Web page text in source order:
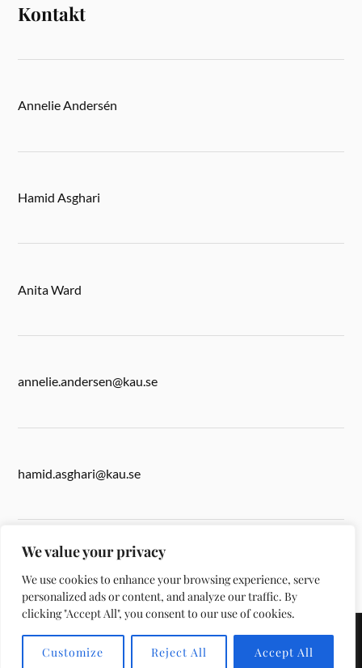
We value your privacy
We use cookies to enhance your browsing experience, serve
personalized ads or content, and analyze our traffic. By
clicking "Accept All", you consent to our use of cookies.
Customize Reject All Accept All
Kontakt
Annelie Andersén
Hamid Asghari
Anita Ward
annelie.andersen@kau.se
hamid.asghari@kau.se
anita.ward@kau.se
DRIVS MED WORDPRESS & TEMA AV ANDERS NORÉN